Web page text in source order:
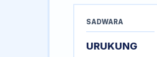
SADWARA
URUKUNG